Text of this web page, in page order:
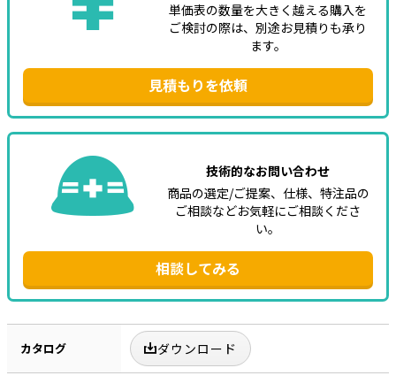
単価表の数量を大きく越える購入を
ご検討の際は、別途お見積りも承り
ます。
見積もりを依頼
技術的なお問い合わせ
商品の選定/ご提案、仕様、特注品の
ご相談などお気軽にご相談くださ
い。
相談してみる
カタログ ダウンロード